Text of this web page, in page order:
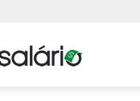
Portal